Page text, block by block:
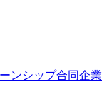
ンシップ合同企